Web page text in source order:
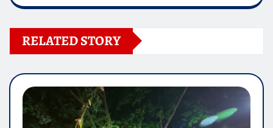
RELATED STORY